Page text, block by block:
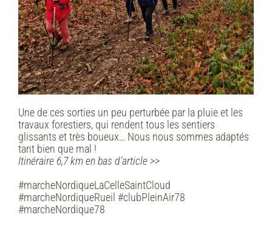
Une de ces sorties un peu perturbée par la pluie et les
travaux forestiers, qui rendent tous les sentiers
glissants et très boueux… Nous nous sommes adaptés
tant bien que mal !
Itinéraire 6,7 km en bas d’article >>
#marcheNordiqueLaCelleSaintCloud
#marcheNordiqueRueil #clubPleinAir78
#marcheNordique78